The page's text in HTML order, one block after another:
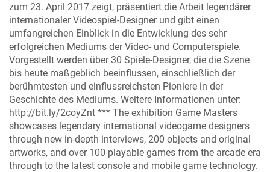
zum 23. April 2017 zeigt, präsentiert die Arbeit legendärer
internationaler Videospiel-Designer und gibt einen
umfangreichen Einblick in die Entwicklung des sehr
erfolgreichen Mediums der Video- und Computerspiele.
Vorgestellt werden über 30 Spiele-Designer, die die Szene
bis heute maßgeblich beeinflussen, einschließlich der
berühmtesten und einflussreichsten Pioniere in der
Geschichte des Mediums. Weitere Informationen unter:
http://bit.ly/2coyZnt *** The exhibition Game Masters
showcases legendary international videogame designers
through new in-depth interviews, 200 objects and original
artworks, and over 100 playable games from the arcade era
through to the latest console and mobile game technology.